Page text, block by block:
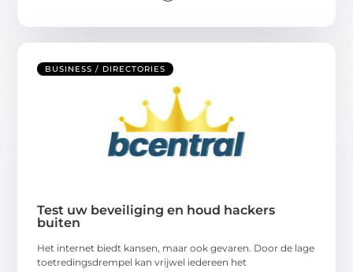
BUSINESS / DIRECTORIES
Test uw beveiliging en houd hackers
buiten
Het internet biedt kansen, maar ook gevaren. Door de lage
toetredingsdrempel kan vrijwel iedereen het